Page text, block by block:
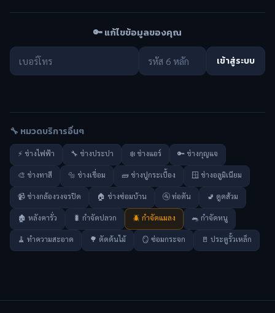
🔑 แก้ไขข้อมูลของคุณ
เข้าสู่ระบบ
🔧 หมวดบริการอื่นๆ
⚡ ช่างไฟฟ้า 🔧 ช่างประปา ❄️ ช่างแอร์ 🔑 ช่างกุญแจ
🎨 ช่างทาสี 🔩 ช่างเชื่อม 🧱 ช่างปูกระเบื้อง 🪟 ช่างอลูมิเนียม
📹 ช่างกล้องวงจรปิด 🏠 ช่างซ่อมบ้าน 🚰 ท่อตัน 🚽 ดูดส้วม
🏚️ หลังคารั่ว 🐛 กำจัดปลวก 🪲 กำจัดแมลง 🐀 กำจัดหนู
🧹 ทำความสะอาด 🌳 ตัดต้นไม้ 🪞 ซ่อมกระจก 🚪 ประตูรั้วเหล็ก